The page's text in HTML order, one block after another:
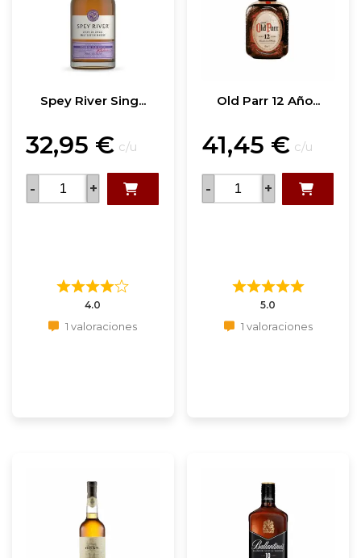
Spey River Sing...
32,95 € c/u
- +
4.0
1 valoraciones
Old Parr 12 Año...
41,45 € c/u
- +
5.0
1 valoraciones